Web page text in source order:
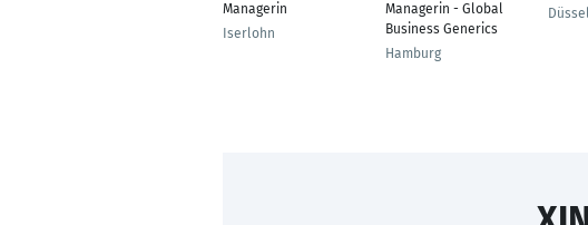
Managerin
Iserlohn
Managerin - Global
Business Generics
Hamburg